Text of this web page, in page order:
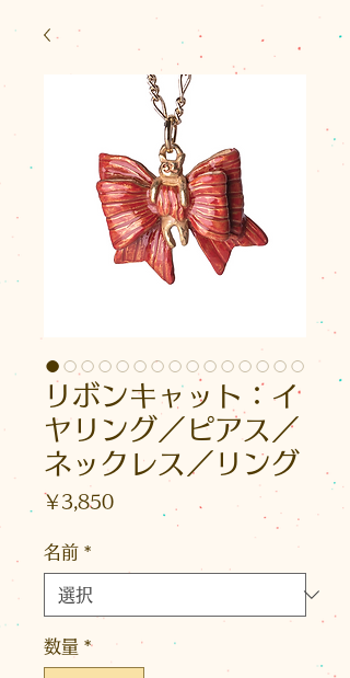
リボンキャット：イ
ヤリング／ピアス／
ネックレス／リング
￥3,850価
名前 *
数量 *